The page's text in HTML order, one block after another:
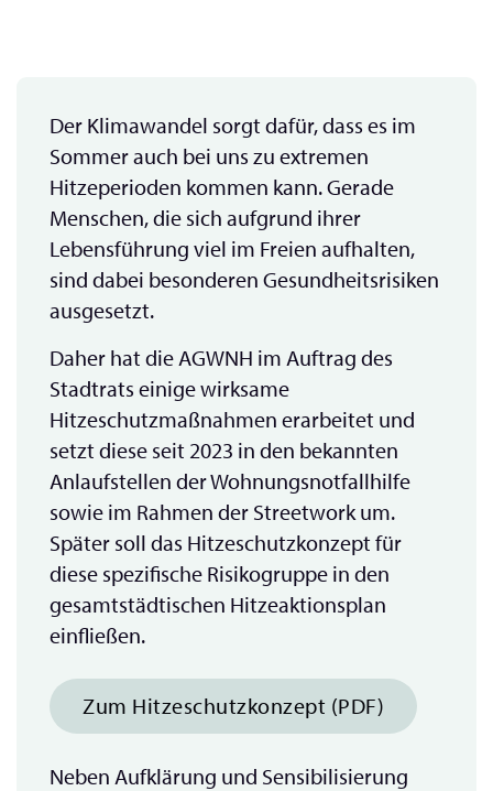
Der Klimawandel sorgt dafür, dass es im
Sommer auch bei uns zu extremen
Hitzeperioden kommen kann. Gerade
Menschen, die sich aufgrund ihrer
Lebensführung viel im Freien aufhalten,
sind dabei besonderen Gesundheitsrisiken
ausgesetzt.
Daher hat die AGWNH im Auftrag des
Stadtrats einige wirksame
Hitzeschutzmaßnahmen erarbeitet und
setzt diese seit 2023 in den bekannten
Anlaufstellen der Wohnungsnotfallhilfe
sowie im Rahmen der Streetwork um.
Später soll das Hitzeschutzkonzept für
diese spezifische Risikogruppe in den
gesamtstädtischen Hitzeaktionsplan
einfließen.
Zum Hitzeschutzkonzept (PDF)
Neben Aufklärung und Sensibilisierung